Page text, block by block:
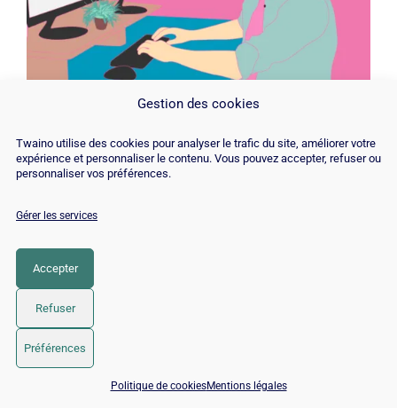
Gestion des cookies
Twaino utilise des cookies pour analyser le trafic du site, améliorer votre
expérience et personnaliser le contenu. Vous pouvez accepter, refuser ou
personnaliser vos préférences.
Gérer les services
Accepter
Refuser
Préférences
Politique de cookiesMentions légales
Lors d’une recherche sur internet, les internautes
n’hésitent plus à taper des requêtes précises et
demandes ou besoins.
Par conséquent, les requêtes indiquées dans les
moteurs de recherche peuvent faire plus de 4
mots
13) L’algorithme de Google
📅 Réserver 15 min avec un expert SEO / GEO